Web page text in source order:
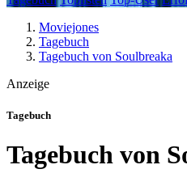
Moviejones
Tagebuch
Tagebuch von Soulbreaka
Anzeige
Tagebuch
Tagebuch von